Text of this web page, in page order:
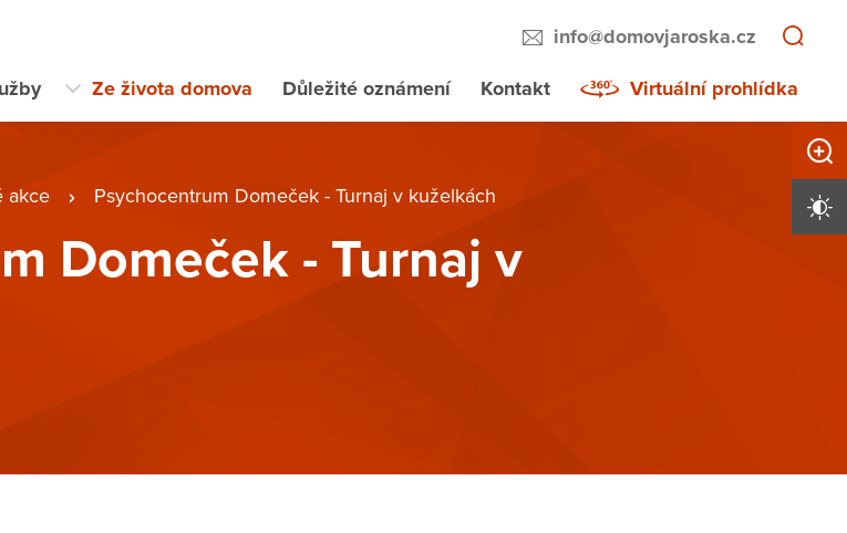
info@domovjaroska.cz
Ze života domova Důležité oznámení Kontakt Virtuální prohlídka
akce Psychocentrum Domeček - Turnaj v kuželkách
Domeček - Turnaj v